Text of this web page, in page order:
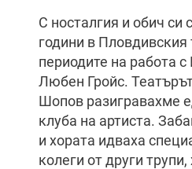
С носталгия и обич си
години в Пловдивския
периодите на работа
Любен Гройс.
Шопов разигравахме
клуба на артиста.
и хората идваха
колеги от други